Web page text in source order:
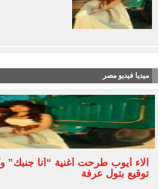
ميديا فيديو مصر
آلاء أيوب طرحت أغنية “أنا
توقيع بتول عرفة